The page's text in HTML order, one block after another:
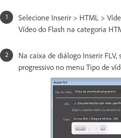
Selecione Inserir > HTML >
Vídeo do Flash na categoria
Na caixa de diálogo Inserir
progressivo no menu Tipo de